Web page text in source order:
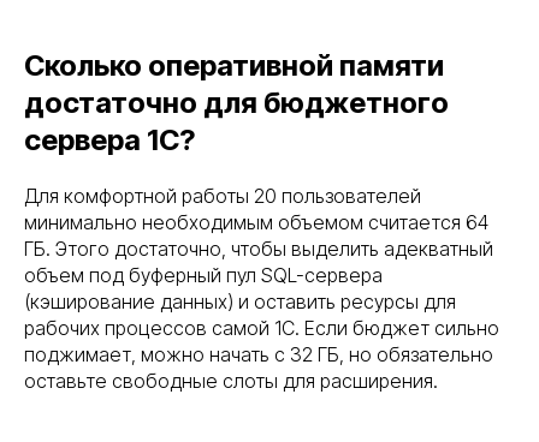
Сколько оперативной памяти
достаточно для бюджетного
сервера 1С?
Для комфортной работы 20 пользователей
минимально необходимым объемом считается 64
ГБ. Этого достаточно, чтобы выделить адекватный
объем под буферный пул SQL-сервера
(кэширование данных) и оставить ресурсы для
рабочих процессов самой 1С. Если бюджет сильно
поджимает, можно начать с 32 ГБ, но обязательно
оставьте свободные слоты для расширения.